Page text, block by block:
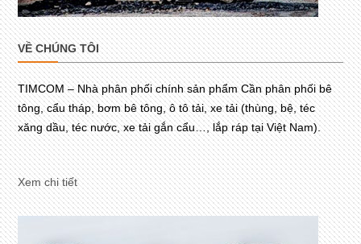
VỀ CHÚNG TÔI
TIMCOM – Nhà phân phối chính sản phẩm Cần phân phối bê
tông, cẩu tháp, bơm bê tông, ô tô tải, xe tải (thùng, bệ, téc
xăng dầu, téc nước, xe tải gắn cẩu…, lắp ráp tại Việt Nam).
Xem chi tiết